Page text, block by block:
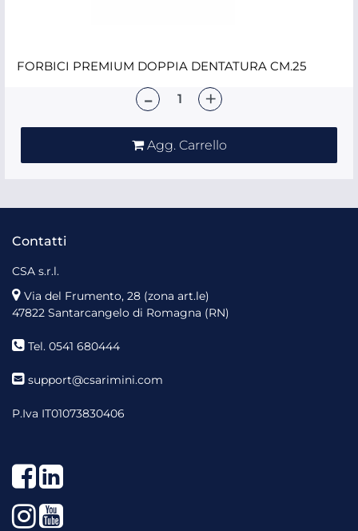
FORBICI PREMIUM DOPPIA DENTATURA CM.25
Agg. Carrello
Contatti
CSA s.r.l.
Via del Frumento, 28 (zona art.le)
47822 Santarcangelo di Romagna (RN)
Tel. 0541 680444
support@csarimini.com
P.Iva IT01073830406
Facebook
LinkedIn
Instagram
YouTube